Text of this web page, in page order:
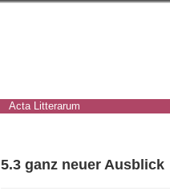
Acta Litterarum
5.3 ganz neuer Ausblick